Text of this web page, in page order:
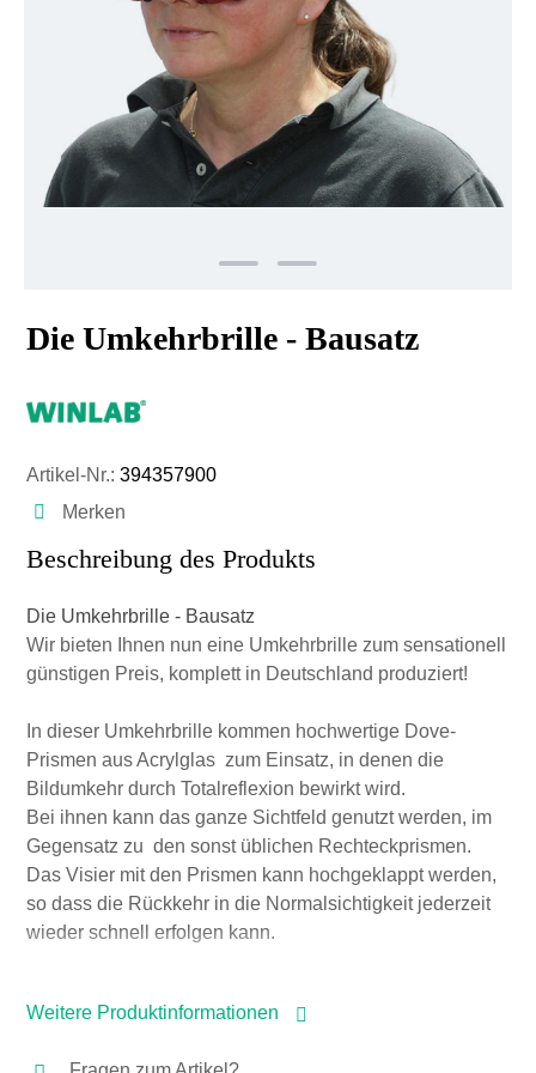
Die Umkehrbrille - Bausatz
Artikel-Nr.: 394357900
Merken
Beschreibung des Produkts
Die Umkehrbrille - Bausatz
Wir bieten Ihnen nun eine Umkehrbrille zum sensationell
günstigen Preis, komplett in Deutschland produziert!
In dieser Umkehrbrille kommen hochwertige Dove-
Prismen aus Acrylglas zum Einsatz, in denen die
Bildumkehr durch Totalreflexion bewirkt wird.
Bei ihnen kann das ganze Sichtfeld genutzt werden, im
Gegensatz zu den sonst üblichen Rechteckprismen.
Das Visier mit den Prismen kann hochgeklappt werden,
so dass die Rückkehr in die Normalsichtigkeit jederzeit
wieder schnell erfolgen kann.
Prismen in ihre Halterungen geklebt und diese in das
Weitere Produktinformationen